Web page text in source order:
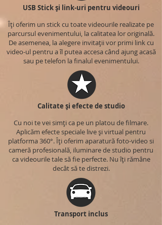
USB Stick și link-uri pentru videouri
Îți oferim un stick cu toate videourile realizate pe
parcursul evenimentului, la calitatea lor originală.
De asemenea, la alegere invitații vor primi link cu
video-ul pentru a îl putea accesa când ajung acasă
sau pe telefon la finalul evenimentului.
Calitate și efecte de studio
Cu noi te vei simți ca pe un platou de filmare.
Aplicăm efecte speciale live și virtual pentru
platforma 360°. Îți oferim aparatură foto-video si
cameră profesională, iluminare de studio pentru
ca videourile tale să fie perfecte. Nu îți rămâne
decât să te distrezi.
Transport inclus